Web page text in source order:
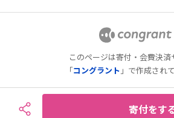
このページは寄付・会費決済
「コングラント 」で作成され
寄付をす